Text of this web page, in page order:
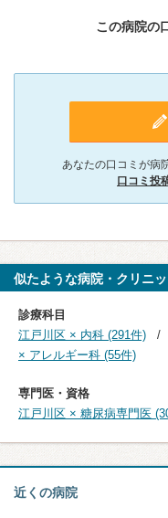
この病院の
あなたの口コミが病
口コミ投
似たような病院・クリニ
診療科目
江戸川区 × 内科 (291件)
× アレルギー科 (55件)
専門医・資格
江戸川区 × 糖尿病専門医
近くの病院